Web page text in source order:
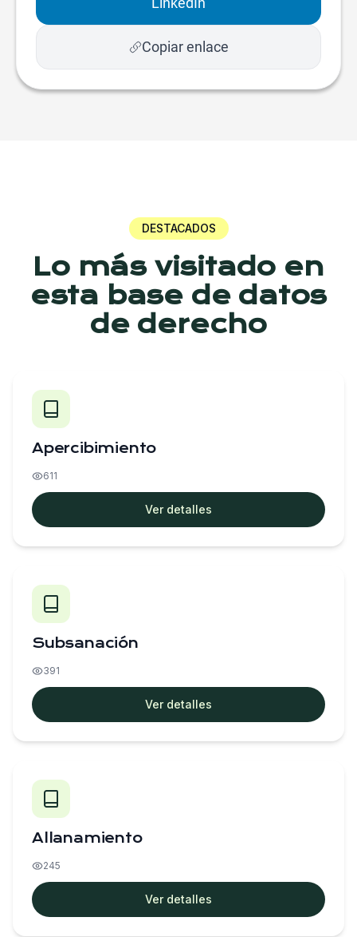
Copiar enlace
DESTACADOS
Lo más visitado en
esta base de datos
de derecho
Apercibimiento
611
Ver detalles
Subsanación
391
Ver detalles
Allanamiento
245
Ver detalles